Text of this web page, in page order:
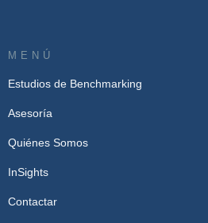
MENÚ
Estudios de Benchmarking
Asesoría
Quiénes Somos
InSights
Contactar